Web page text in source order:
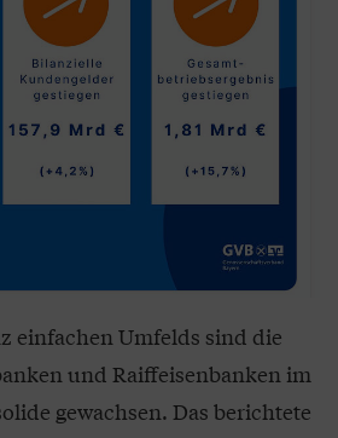
einfachen Umfelds sind die
und Raiffeisenbanken im
gewachsen. Das berichtete